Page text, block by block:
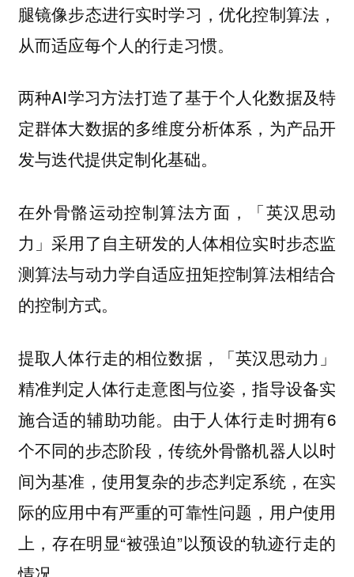
腿镜像步态进行实时学习，优化控制算法，
从而适应每个人的行走习惯。
两种AI学习方法打造了基于个人化数据及特
定群体大数据的多维度分析体系， 为产品开
发与迭代提供定制化基础。
在外骨骼运动控制算法方面，「英汉思动
力」采用了自主研发的人体相位实时步态监
测算法与动力学自适应扭矩控制算法相结合
的控制方式。
提取人体行走的相位数据，「英汉思动力」
精准判定人体行走意图与位姿，指导设备实
施合适的辅助功能。由于人体行走时拥有6
个不同的步态阶段，传统外骨骼机器人以时
间为基准，使用复杂的步态判定系统，在实
际的应用中有严重的可靠性问题，用户使用
上，存在明显“被强迫”以预设的轨迹行走的